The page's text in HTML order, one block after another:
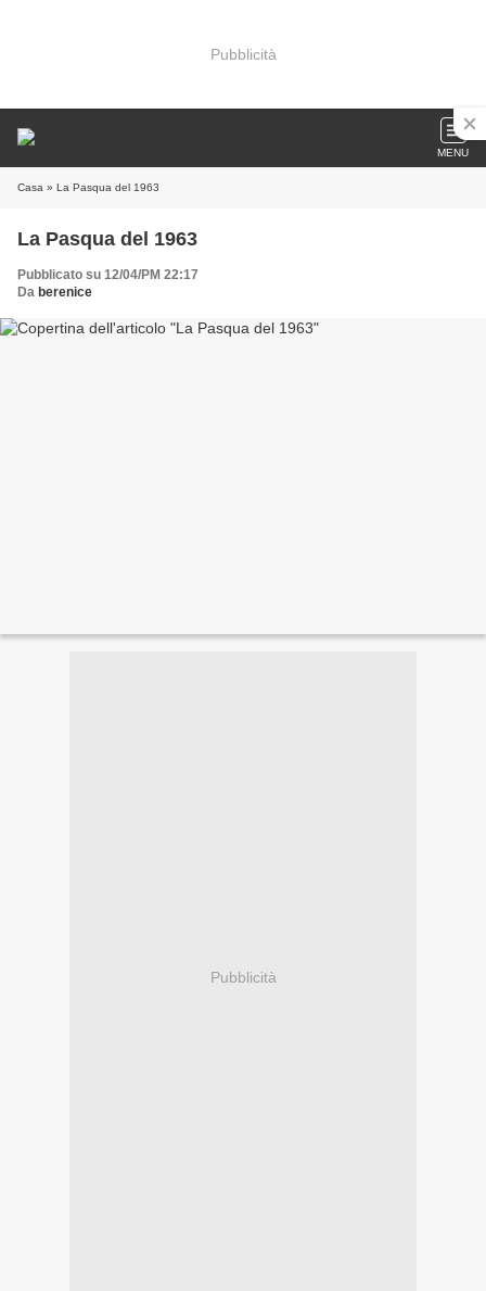
Pubblicità
MENU
Casa » La Pasqua del 1963
La Pasqua del 1963
Pubblicato su 12/04/PM 22:17
Da berenice
Pubblicità